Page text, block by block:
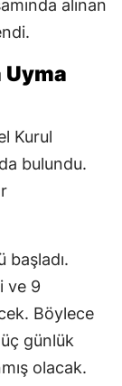
alınan
Uyma
Kurul
bulundu.
başladı.
ve 9
Böylece
günlük
olacak.